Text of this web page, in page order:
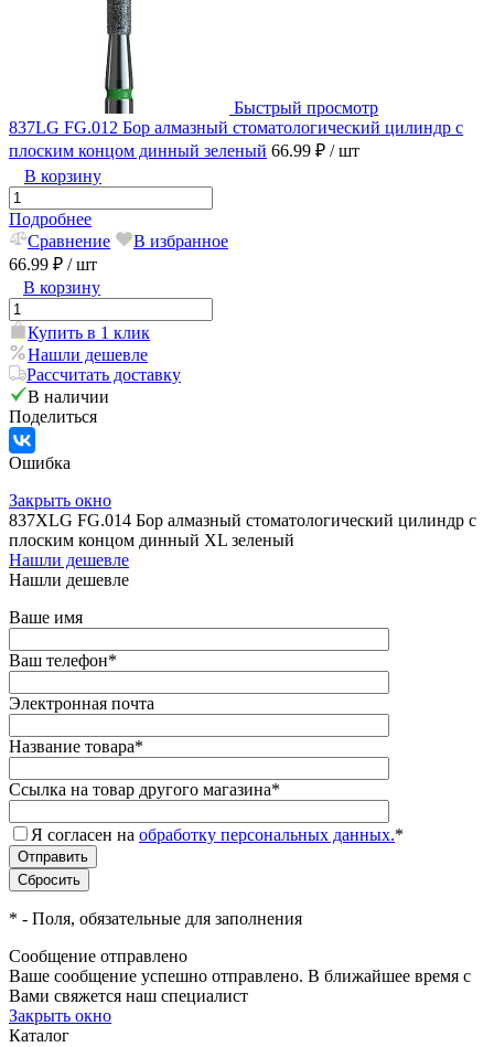
Быстрый просмотр
837LG FG.012 Бор алмазный стоматологический цилиндр с
плоским концом динный зеленый 66.99 ₽ / шт
В корзину
Подробнее
Сравнение
В избранное
66.99 ₽ / шт
В корзину
Купить в 1 клик
Нашли дешевле
Рассчитать доставку
В наличии
Поделиться
Ошибка
Закрыть окно
837XLG FG.014 Бор алмазный стоматологический цилиндр с
плоским концом динный XL зеленый
Нашли дешевле
Нашли дешевле
Ваше имя
Ваш телефон*
Электронная почта
Название товара*
Ссылка на товар другого магазина*
Я согласен на обработку персональных данных.*
* - Поля, обязательные для заполнения
Сообщение отправлено
Ваше сообщение успешно отправлено. В ближайшее время с
Вами свяжется наш специалист
Закрыть окно
Каталог